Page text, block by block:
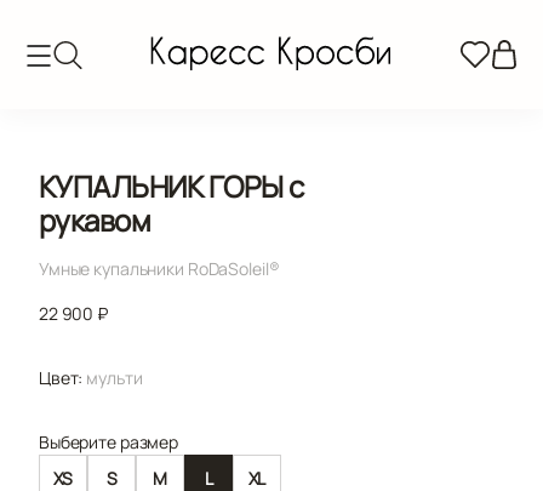
КУПАЛЬНИК ГОРЫ с
рукавом
Умные купальники RoDaSoleil®️
22 900 ₽
Цвет: мульти
Выберите размер
XS
S M L
XL